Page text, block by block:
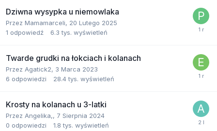
Dziwna wysypka u niemowlaka
Przez Mamamarceli, 20 Lutego 2025
1 odpowiedź 6.3 tys. wyświetleń
Twarde grudki na łokciach i kolanach
Przez Agatick2, 3 Marca 2023
6 odpowiedzi 28.4 tys. wyświetleń
Krosty na kolanach u 3-latki
Przez Angelika,, 7 Sierpnia 2024
0 odpowiedzi 1.8 tys. wyświetleń